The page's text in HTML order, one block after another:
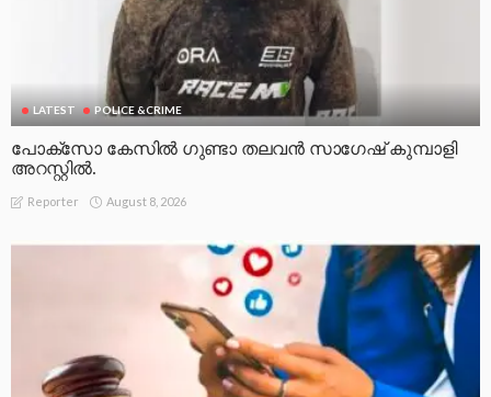
LATEST POLICE &CRIME
പോക്സോ കേസിൽ ഗുണ്ടാ തലവൻ സാഗേഷ് കുമ്പാളി
അറസ്റ്റിൽ.
Reporter August 8, 2026